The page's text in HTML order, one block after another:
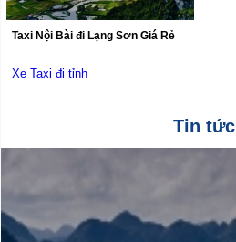
Taxi Nội Bài đi Lạng Sơn Giá Rẻ
Xe Taxi đi tỉnh
Tin tức